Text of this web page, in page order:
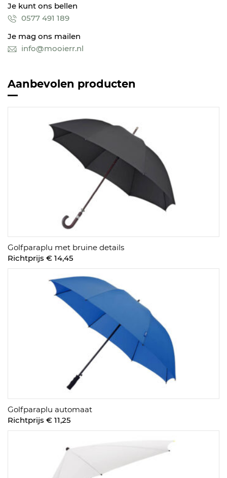
Je kunt ons bellen
0577 491 189
Je mag ons mailen
info@mooierr.nl
Aanbevolen producten
Golfparaplu met bruine details
Richtprijs € 14,45
Golfparaplu automaat
Richtprijs € 11,25